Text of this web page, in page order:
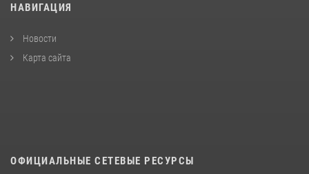
НАВИГАЦИЯ
Новости
Карта сайта
ОФИЦИАЛЬНЫЕ СЕТЕВЫЕ РЕСУРСЫ